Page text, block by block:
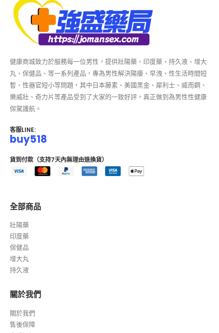
健康商城致力於服務每一位男性，提供壯陽藥、印度藥、持久液、增大
丸、保健品、等一系列產品，專為男性解決陽痿、早洩、性生活時間短
暫、性器官短小等問題，其中日本藤素、美國黑金、犀利士、威而鋼、
樂威壯、奇力片等產品受到了大家的一致好評，真正做到為男性性健康
保駕護航。
客服LINE:
buy518
貨到付款（支持7天內無理由退換貨）
全部商品
壯陽藥
印度藥
保健品
增大丸
持久液
關於我們
關於我們
售後保障